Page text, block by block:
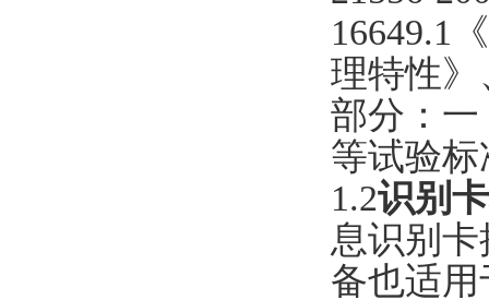
16649.1
理特性》
部分：一
等试验
1.2识别
息识别
备也适